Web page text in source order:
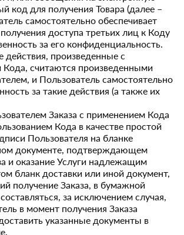
код для получения Товара (далее –
самостоятельно обеспечивает
доступа третьих лиц к Коду
за его конфиденциальность.
произведенные с
Кода, считаются произведенными
и Пользователь самостоятельно
за такие действия (а также их
Заказа с применением Кода
Кода в качестве простой
Пользователя на бланке
документе, подтверждающем
и оказание Услуги надлежащим
бланк доставки или иной документ,
получение Заказа, в бумажной
за исключением случая,
в момент получения Заказа
указанные документы в